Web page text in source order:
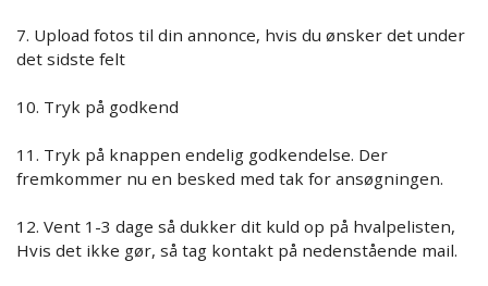
7. Upload fotos til din annonce, hvis du ønsker det under
det sidste felt
10. Tryk på godkend
11. Tryk på knappen endelig godkendelse. Der
fremkommer nu en besked med tak for ansøgningen.
12. Vent 1-3 dage så dukker dit kuld op på hvalpelisten,
Hvis det ikke gør, så tag kontakt på nedenstående mail.